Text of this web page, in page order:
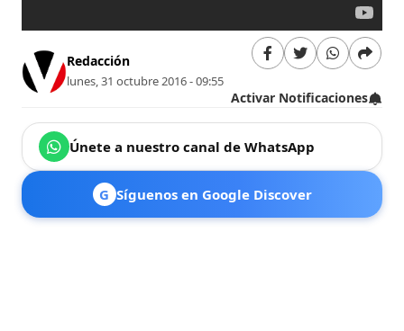
Redacción
lunes, 31 octubre 2016 - 09:55
Activar Notificaciones
Únete a nuestro canal de WhatsApp
G Síguenos en Google Discover